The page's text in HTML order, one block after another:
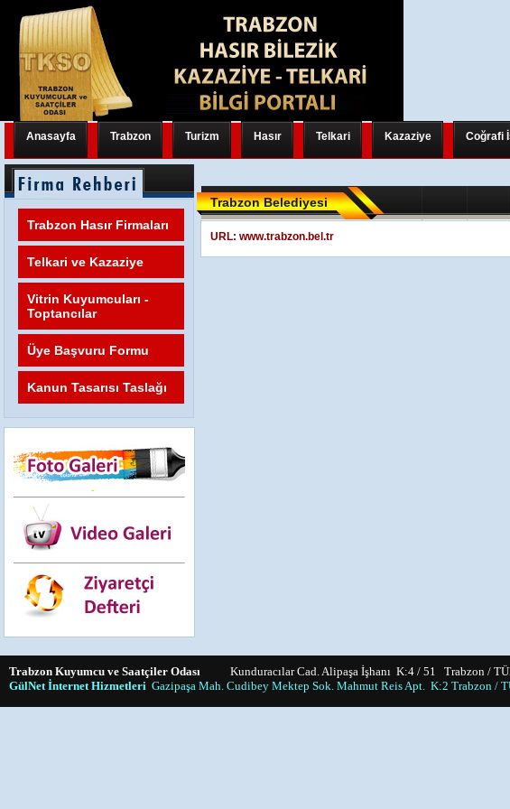
Anasayfa Trabzon Turizm Hasır Telkari Kazaziye Coğrafi
Trabzon Hasır Firmaları
Telkari ve Kazaziye
Vitrin Kuyumcuları -
Toptancılar
Üye Başvuru Formu
Kanun Tasarısı Taslağı
Trabzon Belediyesi
URL: www.trabzon.bel.tr
Trabzon Kuyumcu ve Saatçiler Odası Kunduracılar Cad. Alipaşa İşhanı K:4 / 51 Trabzon /
GülNet İnternet Hizmetleri Gazipaşa Mah. Cudibey Mektep Sok. Mahmut Reis Apt. K:2 Trabzon /